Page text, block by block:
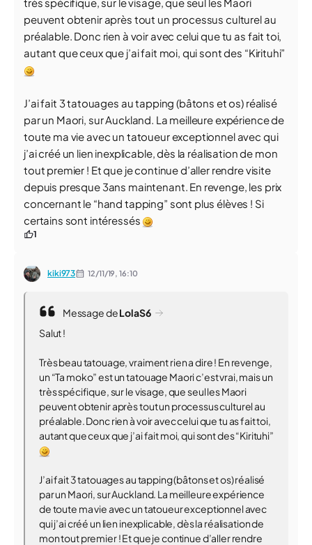
peuvent obtenir après tout un processus culturel au
préalable. Donc rien à voir avec celui que tu as fait toi,
autant que ceux que j’ai fait moi, qui sont des “Kirituhi”
J’ai fait 3 tatouages au tapping (bâtons et os) réalisé
par un Maori, sur Auckland. La meilleure expérience de
toute ma vie avec un tatoueur exceptionnel avec qui
j’ai créé un lien inexplicable, dès la réalisation de mon
tout premier ! Et que je continue d’aller rendre visite
depuis presque 3ans maintenant. En revenge, les prix
concernant le “hand tapping” sont plus élèves ! Si
certains sont intéressés
1
kiki973 12/11/19,16:10
Message deLolaS6
Salut !
Très beau tatouage, vraiment rien a dire ! En revenge,
un “Ta moko” est un tatouage Maori c’est vrai, mais un
très spécifique, sur le visage, que seul les Maori
peuvent obtenir après tout un processus culturel au
préalable. Donc rien à voir avec celui que tu as fait toi,
autant que ceux que j’ai fait moi, qui sont des “Kirituhi”
J’ai fait 3 tatouages au tapping (bâtons et os) réalisé
par un Maori, sur Auckland. La meilleure expérience
de toute ma vie avec un tatoueur exceptionnel avec
qui j’ai créé un lien inexplicable, dès la réalisation de
mon tout premier ! Et que je continue d’aller rendre